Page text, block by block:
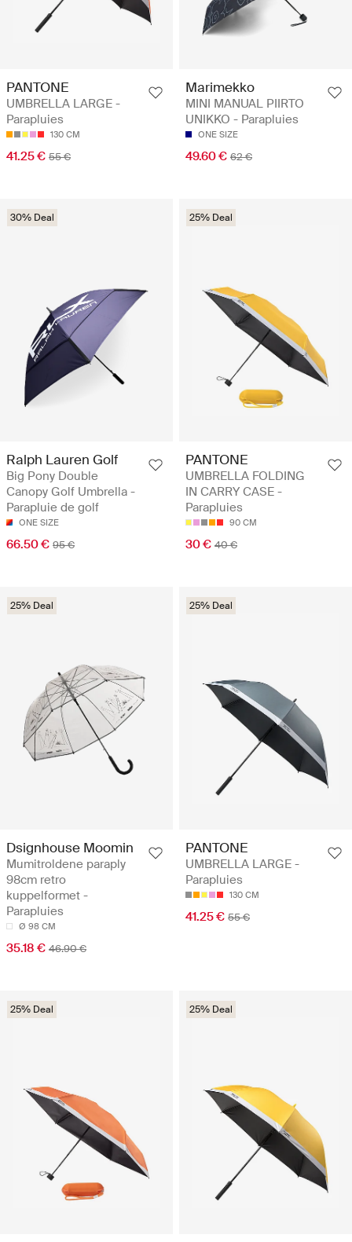
PANTONE
UMBRELLA LARGE -
Parapluies
130 CM
41.25 € 55 €
Marimekko
MINI MANUAL PIIRTO
UNIKKO - Parapluies
ONE SIZE
49.60 € 62 €
30% Deal
Ralph Lauren Golf
Big Pony Double
Canopy Golf Umbrella -
Parapluie de golf
ONE SIZE
66.50 € 95 €
25% Deal
PANTONE
UMBRELLA FOLDING
IN CARRY CASE -
Parapluies
90 CM
30 € 40 €
25% Deal
Dsignhouse Moomin
Mumitroldene paraply
98cm retro
kuppelformet -
Parapluies
Ø 98 CM
35.18 € 46.90 €
25% Deal
PANTONE
UMBRELLA LARGE -
Parapluies
130 CM
41.25 € 55 €
25% Deal 25% Deal